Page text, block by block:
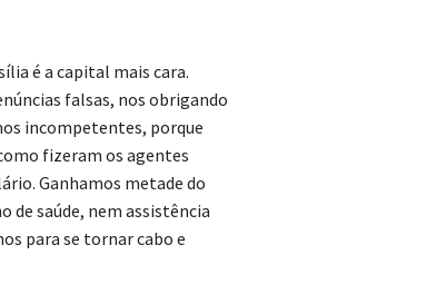
é a capital mais cara.
falsas, nos obrigando
incompetentes, porque
fizeram os agentes
Ganhamos metade do
de saúde, nem assistência
para se tornar cabo e